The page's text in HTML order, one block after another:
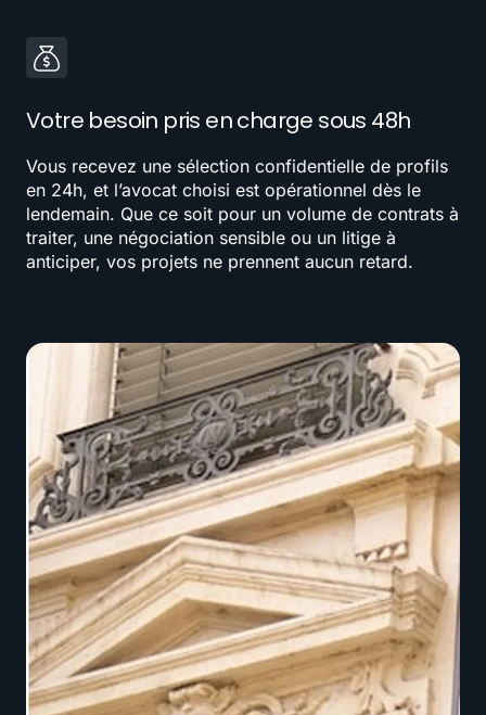
Votre besoin pris en charge sous 48h
Vous recevez une sélection confidentielle de profils
en 24h, et l’avocat choisi est opérationnel dès le
lendemain. Que ce soit pour un volume de contrats à
traiter, une négociation sensible ou un litige à
anticiper, vos projets ne prennent aucun retard.